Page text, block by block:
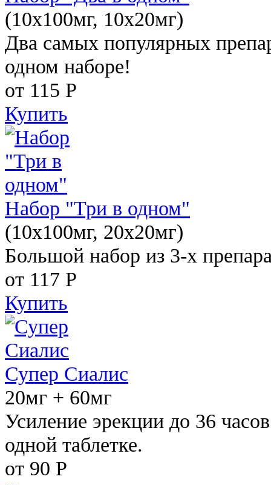
(10x100мг, 10x20мг)
Два самых популярных
одном наборе!
от 115 Р
Купить
Набор "Три в одном"
(10x100мг, 20x20мг)
Большой набор из 3-х
от 117 Р
Купить
Супер Сиалис
20мг + 60мг
Усиление эрекции до 36
одной таблетке.
от 90 Р